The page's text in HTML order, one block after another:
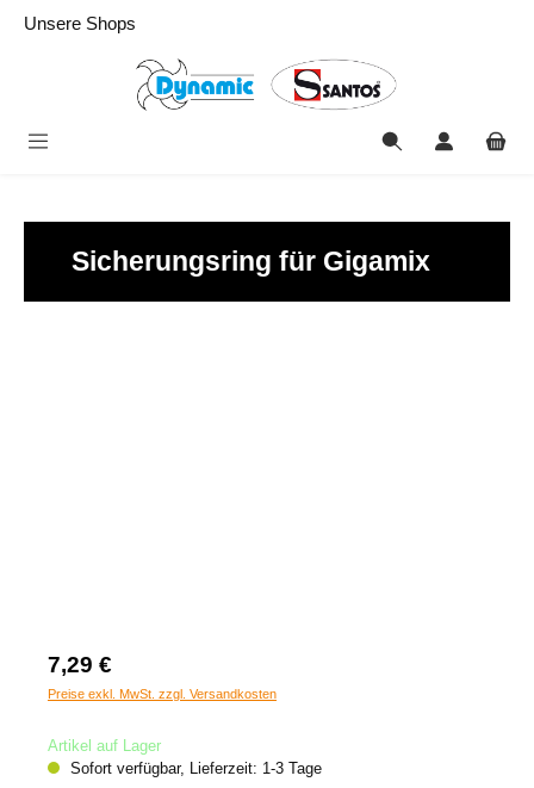
springen
Unsere Shops
Sicherungsring für Gigamix
7,29 €
Preise exkl. MwSt. zzgl. Versandkosten
Artikel auf Lager
Sofort verfügbar, Lieferzeit: 1-3 Tage